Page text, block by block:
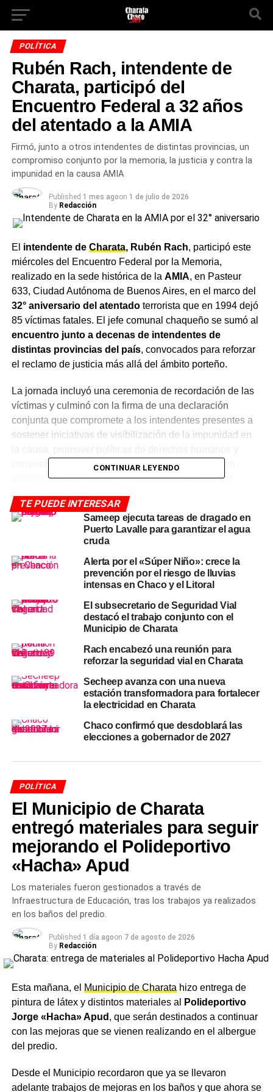
POLÍTICA
Rubén Rach, intendente de
Charata, participó del
Encuentro Federal a 32 años
del atentado a la AMIA
Firmó, junto a otros intendentes de distintas provincias, un
compromiso conjunto por la memoria, la justicia y contra la
impunidad en la causa AMIA
Published 1 mes agoon 1 de julio de 2026
By Redacción
El intendente de Charata, Rubén Rach, participó este
miércoles del Encuentro Federal por la Memoria,
realizado en la sede histórica de la AMIA, en Pasteur
633, Ciudad Autónoma de Buenos Aires, en el marco del
32° aniversario del atentadoterrorista que en 1994 dejó
85 víctimas fatales. El jefe comunal chaqueño se sumó al
encuentro junto a decenas de intendentes de
distintas provincias del país, convocados para reforzar
el reclamo de justicia más allá del ámbito porteño.
La jornada incluyó una ceremonia de recordación de las
víctimas y culminó con la firma de una declaración
conjunta que compromete a los intendentes presentes a
sostener iniciativas de visibilización de la impunidad en
convivencia democrática, fortalecer la educación en
valores y desarrollar programas deprevención del
Al referirse a su participación, Rach expresó: «En el
marco del 32° aniversario del atentado a la AMIA,
todo el país, realizado en la sede histórica de la entidad,
en la Ciudad Autónoma de Buenos Aires». El intendente
«marcó profundamente a la
sociedad argentina»y que el encuentro convocó a
«reflexionar sobre la importancia de mantener viva la
memoria colectiva y fortalecer los valores que sostienen
nuestra democracia».
Un compromiso conjunto por la
Rach sostuvo que los intendentes tienen la
compromiso ciudadano», y remarcó que «una sociedad
que construye un futuro con mayor responsabilidad y
conciencia». Eljefe comunal de Charataenmarcó su
presencia en la
AMIA
dentro de una agenda federal que
buscó descentralizar el reclamo de justicia,
tradicionalmente concentrado en Buenos Aires, y llevarlo
a lasmunicipios de todo el país.
La voz de Rubén Rach
En la parte final de su declaración, el
Charata
insistió en la necesidad de sostener espacios de
este tipo: «Estos espacios nos recuerdan que, más allá
de las diferencias, debemos seguir trabajando por una
compromiso de construir un presente y un futuro basados
en la convivencia, la paz y el respeto». La participación
de Rach se suma a la de otros jefes comunales del
Chaco y de provincias como Mendoza, Formosa, Jujuy,
La Pampa, Misiones, Salta, San Juan y Tucumán, en un
gesto que sus organizadores definieron como un intento
de «federalizar» la memoria en torno al atentado del 18
CONTINUAR LEYENDO
TE PUEDE INTERESAR
Sameep ejecuta tareas de dragado en
Puerto Lavalle para garantizar el agua
cruda
Alerta por el «Súper Niño»: crece la
prevención por el riesgo de lluvias
intensas en Chaco y el Litoral
El subsecretario de Seguridad Vial
destacó el trabajo conjunto con el
Municipio de Charata
Rach encabezó una reunión para
reforzar la seguridad vial en Charata
Secheep avanza con una nueva
estación transformadora para fortalecer
la electricidad en Charata
Chaco confirmó que desdoblará las
elecciones a gobernador de 2027
POLÍTICA
El Municipio de Charata
entregó materiales para seguir
mejorando el Polideportivo
«Hacha» Apud
Los materiales fueron gestionados a través de
Infraestructura de Educación, tras los trabajos ya realizados
en los baños del predio.
Published 1 día agoon 7 de agosto de 2026
By Redacción
Esta mañana, el Municipio de Charata hizo entrega de
pintura de látex y distintos materiales al
Polideportivo
Jorge «Hacha» Apud , que serán destinados a continuar
con las mejoras que se vienen realizando en el albergue
del predio.
Desde el Municipio recordaron que ya se llevaron
adelante trabajos de mejoras en los baños y que ahora se